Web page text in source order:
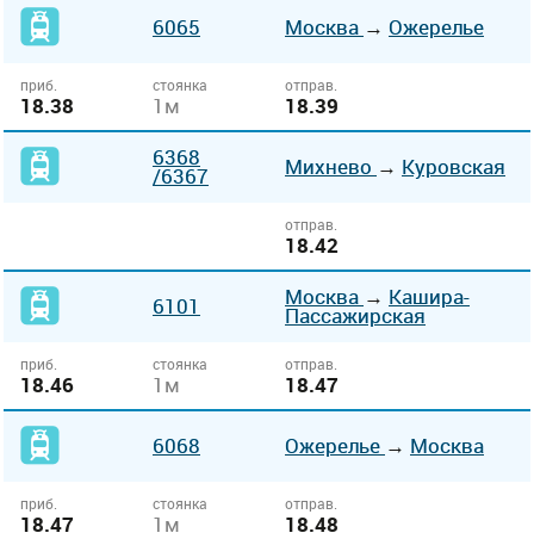
6065 Москва → Ожерелье
приб.
18.38
стоянка
1м
отправ.
18.39
6368
/6367 Михнево → Куровская
отправ.
18.42
6101 Москва → Кашира-
Пассажирская
приб.
18.46
стоянка
1м
отправ.
18.47
6068 Ожерелье → Москва
приб.
18.47
стоянка
1м
отправ.
18.48